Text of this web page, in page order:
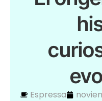
Espressa